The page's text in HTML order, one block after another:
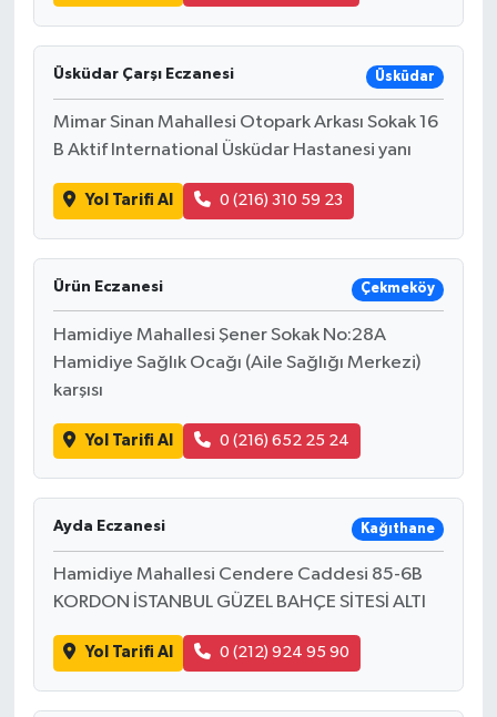
Üsküdar Çarşı Eczanesi Üsküdar
Mimar Sinan Mahallesi Otopark Arkası Sokak 16
B Aktif International Üsküdar Hastanesi yanı
Yol Tarifi Al 0 (216) 310 59 23
Ürün Eczanesi Çekmeköy
Hamidiye Mahallesi Şener Sokak No:28A
Hamidiye Sağlık Ocağı (Aile Sağlığı Merkezi)
karşısı
Yol Tarifi Al 0 (216) 652 25 24
Ayda Eczanesi Kağıthane
Hamidiye Mahallesi Cendere Caddesi 85-6B
KORDON İSTANBUL GÜZEL BAHÇE SİTESİ ALTI
Yol Tarifi Al 0 (212) 924 95 90